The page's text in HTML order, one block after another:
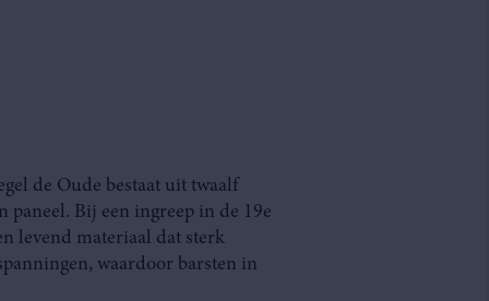
de Oude bestaat uit twaalf
Bij een ingreep in de 19e
levend materiaal dat sterk
waardoor barsten in